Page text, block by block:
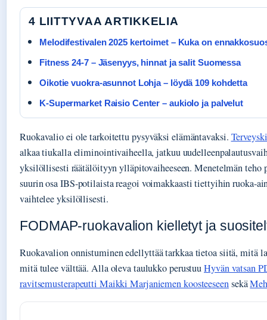
4 LIITTYVAA ARTIKKELIA
Melodifestivalen 2025 kertoimet – Kuka on
Fitness 24-7 – Jäsenyys, hinnat ja salit Suomessa
Oikotie vuokra-asunnot Lohja – löydä 109 kohdetta
K-Supermarket Raisio Center – aukiolo ja palvelut
Ruokavalio ei ole tarkoitettu pysyväksi elämäntavaksi.
alkaa tiukalla eliminointivaiheella, jatkuu
yksilöllisesti räätälöityyn ylläpitovaiheeseen. Menetelmän teho
suurin osa IBS-potilaista reagoi voimakkaasti tiettyihin ruoka-
vaihtelee yksilöllisesti.
FODMAP-ruokavalion kielletyt ja
Ruokavalion onnistuminen edellyttää tarkkaa tietoa siitä, mitä
mitä tulee välttää. Alla oleva taulukko perustuuHyvän vatsan
ravitsemusterapeutti Maikki Marjaniemen koosteeseensekä